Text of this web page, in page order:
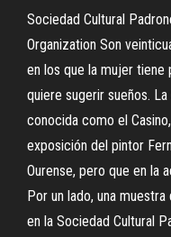
Sociedad Cultural
Organization Son
en los que la mujer
quiere sugerir sueños.
conocida como el
exposición del pintor
Ourense, pero que en la
Por un lado, una
en la Sociedad Cultural